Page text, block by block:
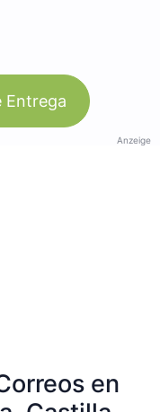
Entrega
Anzeige
en